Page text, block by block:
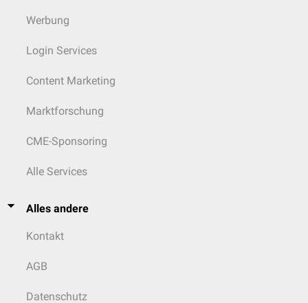
Werbung
Login Services
Content Marketing
Marktforschung
CME-Sponsoring
Alle Services
Alles andere
Kontakt
AGB
Datenschutz